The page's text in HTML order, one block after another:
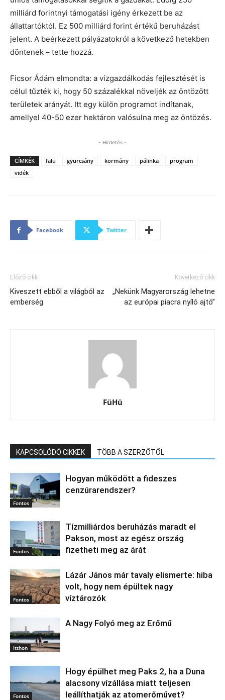
milliárd forintnyi támogatási igény érkezett be az
állattartóktól. Ez 500 milliárd forint értékű beruházást
jelent. A beérkezett pályázatokról a következő hetekben
döntenek – tette hozzá.
Ficsor Ádám elmondta: a vízgazdálkodás fejlesztését is
célul tűzték ki, hogy 50 százalékkal növeljék az öntözött
területek arányát. Itt egy külön programot indítanak,
amellyel 40-50 ezer hektáron valósulna meg az öntözés.
- Hirdetés -
CÍMKÉK falu gyurcsány kormány pálinka
program
vidék
Facebook Twitter
Előző cikk
Kiveszett ebből a világból az
emberség
Következő cikk
„Nekünk Magyarország lehetne
az európai piacra nyíló ajtó”
FüHü
KAPCSOLÓDÓ CIKKEK TÖBB A SZERZŐTŐL
Fontos
Hogyan működött a fideszes
cenzúrarendszer?
Fontos
Tízmilliárdos beruházás maradt el
Pakson, most az egész ország
fizetheti meg az árát
Fontos
Lázár János már tavaly elismerte: hiba
volt, hogy nem épültek nagy
víztározók
Itthon
A Nagy Folyó meg az Erőmű
Fontos
Hogy épülhet meg Paks 2, ha a Duna
alacsony vízállása miatt teljesen
leállíthatják az atomerőművet?